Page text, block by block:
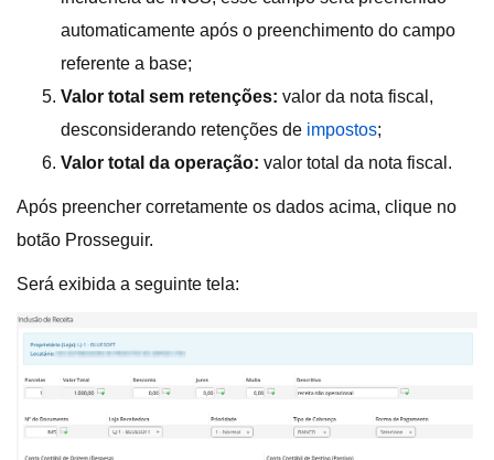
automaticamente após o preenchimento do campo
referente a base;
Valor total sem retenções: valor da nota fiscal,
desconsiderando retenções de impostos;
Valor total da operação: valor total da nota fiscal.
Após preencher corretamente os dados acima, clique no
botão Prosseguir.
Será exibida a seguinte tela: